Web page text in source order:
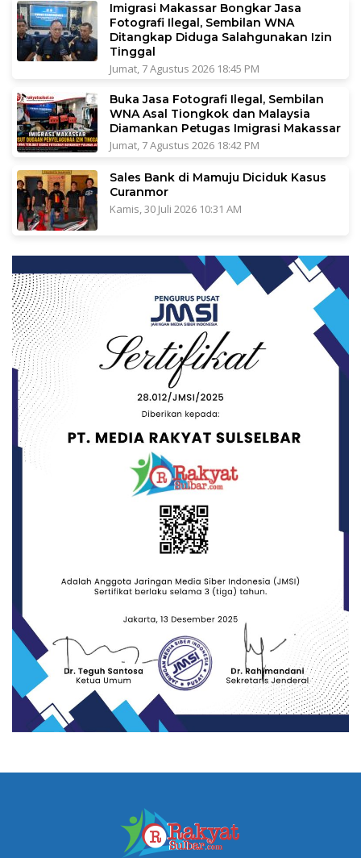
Imigrasi Makassar Bongkar Jasa
Fotografi Ilegal, Sembilan WNA
Ditangkap Diduga Salahgunakan Izin
Tinggal
Jumat, 7 Agustus 2026 18:45 PM
Buka Jasa Fotografi Ilegal, Sembilan
WNA Asal Tiongkok dan Malaysia
Diamankan Petugas Imigrasi Makassar
Jumat, 7 Agustus 2026 18:42 PM
Sales Bank di Mamuju Diciduk Kasus
Curanmor
Kamis, 30 Juli 2026 10:31 AM